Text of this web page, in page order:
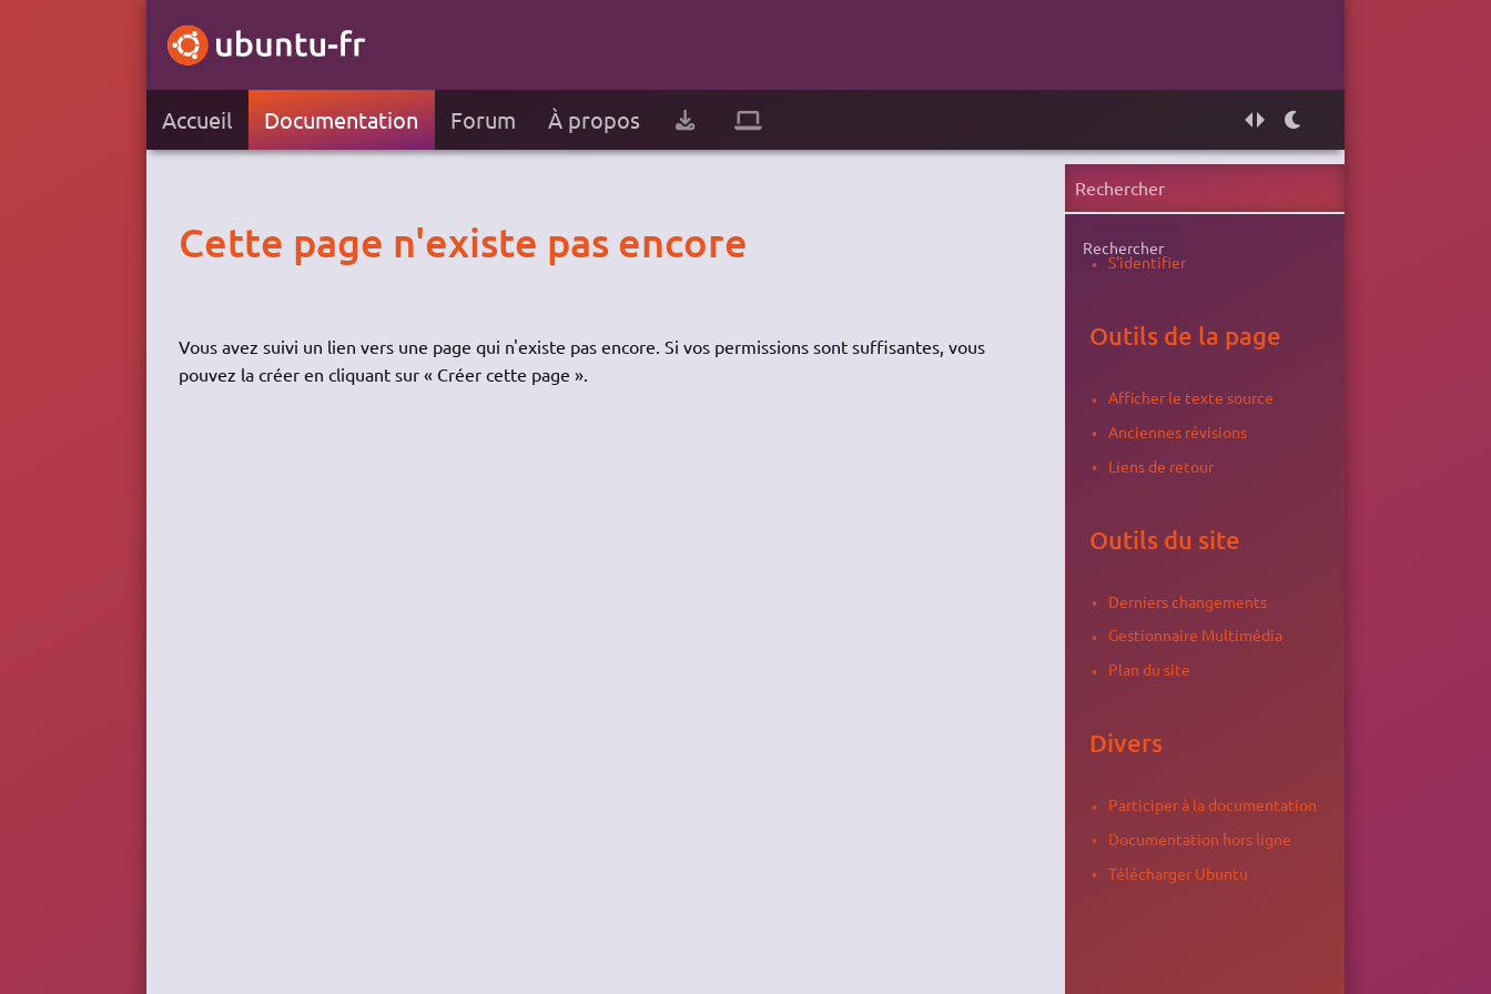
Accueil Documentation Forum À propos
Cette page n'existe pas encore
Vous avez suivi un lien vers une page qui n'existe pas encore. Si vos permissions sont suffisantes, vous
pouvez la créer en cliquant sur « Créer cette page ».
Rechercher
S'identifier
Outils de la page
Afficher le texte source
Anciennes révisions
Liens de retour
Outils du site
Derniers changements
Gestionnaire Multimédia
Plan du site
Divers
Participer à la documentation
Documentation hors ligne
Télécharger Ubuntu